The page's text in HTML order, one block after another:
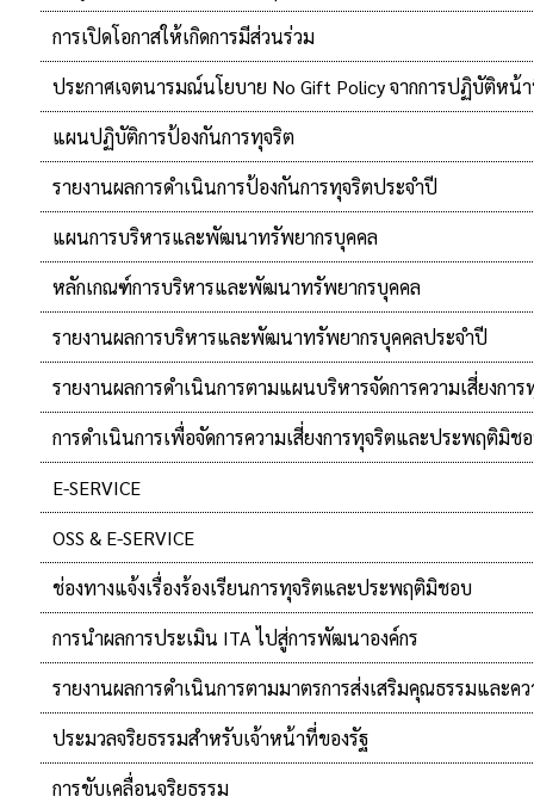
การเปิดโอกาสให้เกิดการมีส่วนร่วม
ประกาศเจตนารมณ์นโยบาย No Gift Policy จากการปฏิบัติหน้
แผนปฏิบัติการป้องกันการทุจริต
รายงานผลการดำเนินการป้องกันการทุจริตประจำปี
แผนการบริหารและพัฒนาทรัพยากรบุคคล
หลักเกณฑ์การบริหารและพัฒนาทรัพยากรบุคคล
รายงานผลการบริหารและพัฒนาทรัพยากรบุคคลประจำปี
รายงานผลการดำเนินการตามแผนบริหารจัดการความเสี่ยงกา
การดำเนินการเพื่อจัดการความเสี่ยงการทุจริตและประพฤติมิช
E-SERVICE
OSS & E-SERVICE
ช่องทางแจ้งเรื่องร้องเรียนการทุจริตและประพฤติมิชอบ
การนำผลการประเมิน ITA ไปสู่การพัฒนาองค์กร
รายงานผลการดำเนินการตามมาตรการส่งเสริมคุณธรรมและ
ประมวลจริยธรรมสำหรับเจ้าหน้าที่ของรัฐ
การขับเคลื่อนจริยธรรม